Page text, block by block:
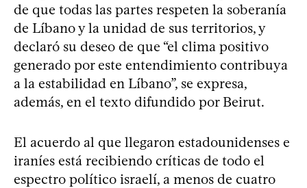
de que todas las partes respeten la soberanía
de Líbano y la unidad de sus territorios, y
declaró su deseo de que “el clima positivo
generado por este entendimiento contribuya
a la estabilidad en Líbano”, se expresa,
además, en el texto difundido por Beirut.
El acuerdo al que llegaron estadounidenses e
iraníes está recibiendo críticas de todo el
espectro político israelí, a menos de cuatro